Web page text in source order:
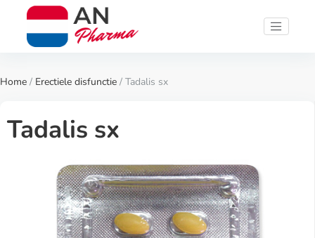
Home / Erectiele disfunctie / Tadalis sx
Tadalis sx